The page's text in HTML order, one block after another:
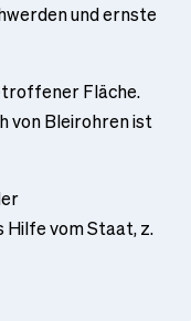
und ernste
Fläche.
von Bleirohren ist
vom Staat, z.